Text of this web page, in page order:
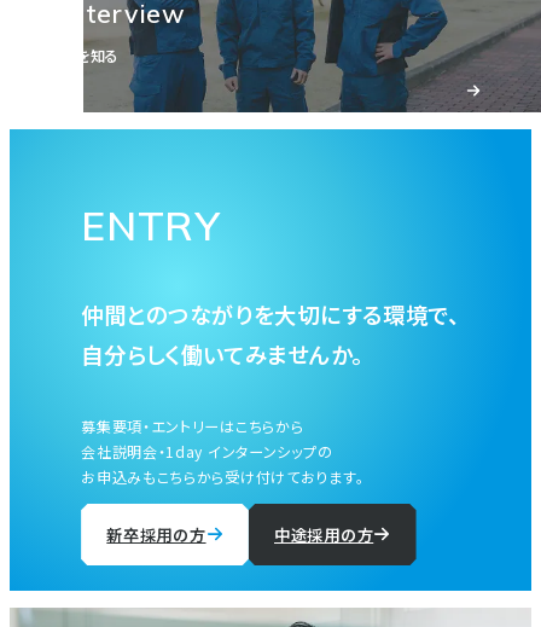
SK-Bユニット／SK-B営業部 SK-B営業グループ
2020年新卒入社
京都工場／技術開発部 生産技術グループ（品質設計）
Interview
人を知る
ENTRY
仲間とのつながりを大切にする環境で、
自分らしく働いてみませんか。
募集要項・エントリーはこちらから
会社説明会・1day インターンシップの
お申込みもこちらから受け付けております。
新卒採用の方 中途採用の方